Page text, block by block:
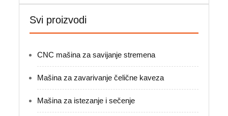
Svi proizvodi
CNC mašina za savijanje stremena
Mašina za zavarivanje čelične kaveza
Mašina za istezanje i sečenje